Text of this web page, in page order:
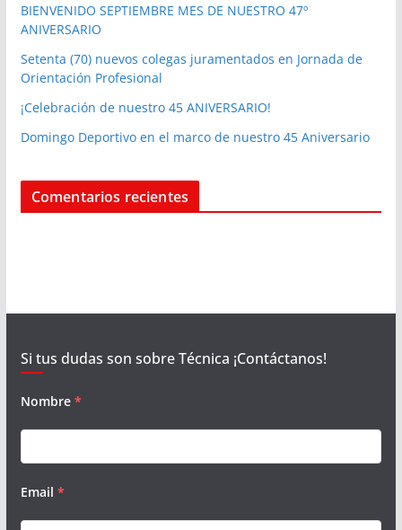
BIENVENIDO SEPTIEMBRE MES DE NUESTRO 47º
ANIVERSARIO
Setenta (70) nuevos colegas juramentados en Jornada de
Orientación Profesional
¡Celebración de nuestro 45 ANIVERSARIO!
Domingo Deportivo en el marco de nuestro 45 Aniversario
Comentarios recientes
Si tus dudas son sobre Técnica ¡Contáctanos!
Nombre *
Email *